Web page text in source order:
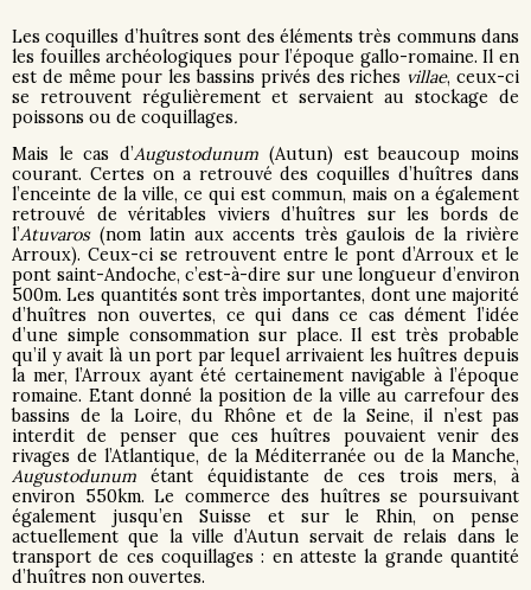
Les coquilles d’huîtres sont des éléments très communs dans
les fouilles archéologiques pour l’époque gallo-romaine. Il en
est de même pour les bassins privés des riches villae, ceux-ci
se retrouvent régulièrement et servaient au stockage de
poissons ou de coquillages.
Mais le cas d’Augustodunum (Autun) est beaucoup moins
courant. Certes on a retrouvé des coquilles d’huîtres dans
l’enceinte de la ville, ce qui est commun, mais on a également
retrouvé de véritables viviers d’huîtres sur les bords de
l’Atuvaros(nom latin aux accents très gaulois de la rivière
Arroux). Ceux-ci se retrouvent entre le pont d’Arroux et le
pont saint-Andoche, c’est-à-dire sur une longueur d’environ
500m. Les quantités sont très importantes, dont une majorité
d’huîtres non ouvertes, ce qui dans ce cas dément l’idée
d’une simple consommation sur place. Il est très probable
qu’il y avait là un port par lequel arrivaient les huîtres depuis
la mer, l’Arroux ayant été certainement navigable à l’époque
romaine. Etant donné la position de la ville au carrefour des
bassins de la Loire, du Rhône et de la Seine, il n’est pas
interdit de penser que ces huîtres pouvaient venir des
rivages de l’Atlantique, de la Méditerranée ou de la Manche,
Augustodunum étant équidistante de ces trois mers, à
environ 550km. Le commerce des huîtres se poursuivant
également jusqu’en Suisse et sur le Rhin, on pense
actuellement que la ville d’Autun servait de relais dans le
transport de ces coquillages : en atteste la grande quantité
d’huîtres non ouvertes.